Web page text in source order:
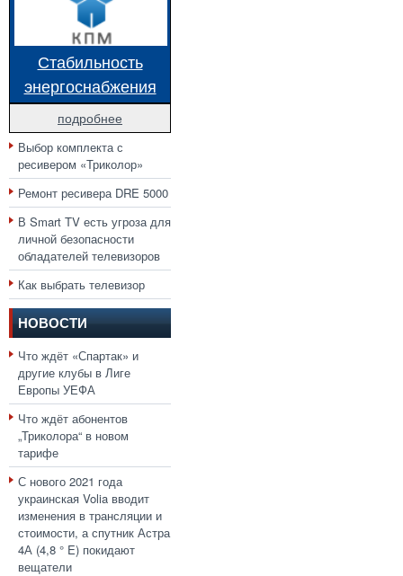
Стабильность
энергоснабжения
подробнее
Выбор комплекта с
ресивером «Триколор»
Ремонт ресивера DRE 5000
В Smart TV есть угроза для
личной безопасности
обладателей телевизоров
Как выбрать телевизор
НОВОСТИ
Что ждёт «Спартак» и
другие клубы в Лиге
Европы УЕФА
Что ждёт абонентов
„Триколора“ в новом
тарифе
С нового 2021 года
украинская Volia вводит
изменения в трансляции и
стоимости, а спутник Астра
4А (4,8 ° E) покидают
вещатели